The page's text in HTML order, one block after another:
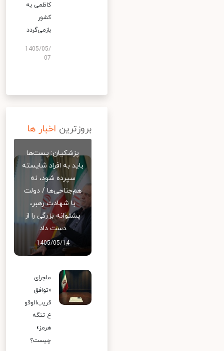
کاظمی به
کشور
بازمی‌گردد
1405/05/
07
بروزترین اخبار ها
پزشکیان: پست‌ها
باید به افراد شایسته
سپرده شود، نه
هم‌جناحی‌ها / دولت
با شهادت رهبر،
پشتوانه بزرگی را از
دست داد
1405/05/14
ماجرای
«توافق
قریب‌الوقو
ع تنگه
هرمز»
چیست؟